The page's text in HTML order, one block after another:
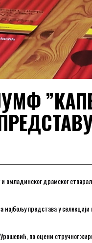
драмског
најбољу представа у
по оцени стручног